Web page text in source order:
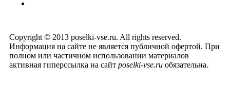
Copyright © 2013 poselki-vse.ru. All rights reserved.
Информация на сайте не является публичной офертой. При
полном или частичном использовании материалов
активная гиперссылка на сайт poselki-vse.ru​ обязательна.